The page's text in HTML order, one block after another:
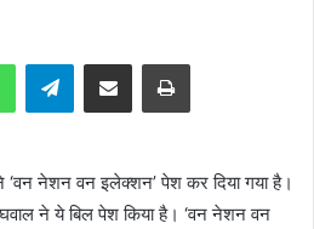
WhatsAppTelegramShare via Email Print
नेशन वन इलेक्शन’ पेश कर दिया गया है।
ने ये बिल पेश किया है। ‘वन नेशन वन